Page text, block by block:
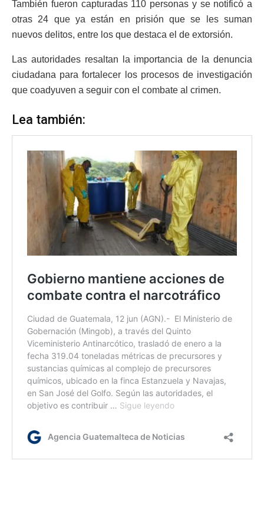
También fueron capturadas 110 personas y se notificó a
otras 24 que ya están en prisión que se les suman
nuevos delitos, entre los que destaca el de extorsión.
Las autoridades resaltan la importancia de la denuncia
ciudadana para fortalecer los procesos de investigación
que coadyuven a seguir con el combate al crimen.
Lea también: